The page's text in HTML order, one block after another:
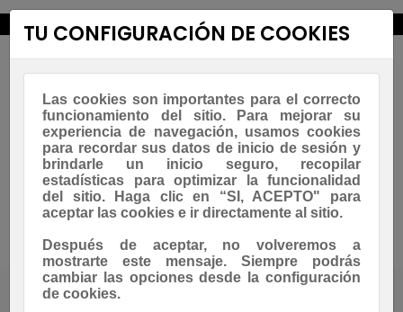
Navegación
de
palanca Asesoramiento Whatsapp
Casa Blog
TU CONFIGURACIÓN DE COOKIES
Las cookies son importantes para el correcto
funcionamiento del sitio. Para mejorar su
experiencia de navegación, usamos cookies
para recordar sus datos de inicio de sesión y
brindarle un inicio seguro, recopilar
estadísticas para optimizar la funcionalidad
del sitio. Haga clic en “SI, ACEPTO" para
aceptar las cookies e ir directamente al sitio.
Después de aceptar, no volveremos a
mostrarte este mensaje. Siempre podrás
cambiar las opciones desde la configuración
de cookies.